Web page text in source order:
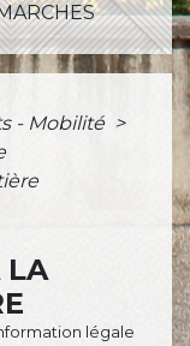
- Mobilité >
LA
légale